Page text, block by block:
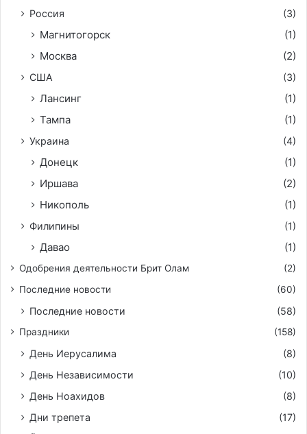
Россия (3)
Магнитогорск
(1)
Москва
(2)
США (3)
Лансинг
(1)
Тампа
(1)
Украина (4)
Донецк
(1)
Иршава
(2)
Никополь
(1)
Филипины (1)
Давао (1)
Одобрения деятельности Брит Олам
(2)
Последние новости
(60)
Последние новости (58)
Праздники (158)
День Иерусалима
(8)
День Независимости
(10)
День Ноахидов
(8)
Дни трепета
(17)